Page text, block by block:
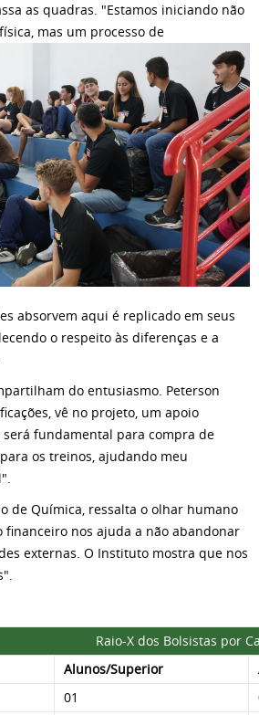
as quadras. "Estamos iniciando não
mas um processo de
absorvem aqui é replicado em seus
o respeito às diferenças e a
do entusiasmo. Peterson
vê no projeto, um apoio
fundamental para compra de
os treinos, ajudando meu
de Química, ressalta o olhar humano
nos ajuda a não abandonar
externas. O Instituto mostra que nos
Bolsistas por
Alunos/Superior
01